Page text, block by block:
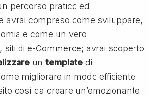
percorso pratico ed
avrai compreso come sviluppare,
e come un vero
siti di e-Commerce; avrai scoperto
untemplate di
migliorare in modo efficiente
così da creare un’emozionante